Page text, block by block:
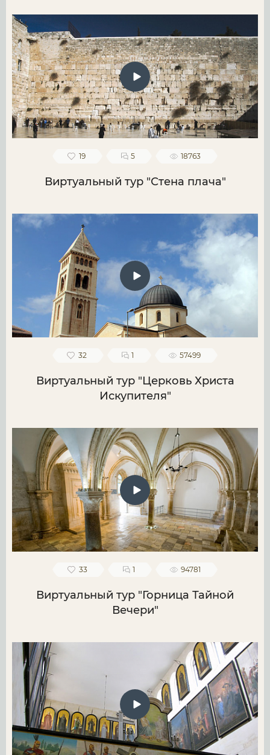
19 5 18763
Виртуальный тур "Стена плача"
32 1 57499
Виртуальный тур "Церковь Христа
Искупителя"
33 1 94781
Виртуальный тур "Горница Тайной
Вечери"